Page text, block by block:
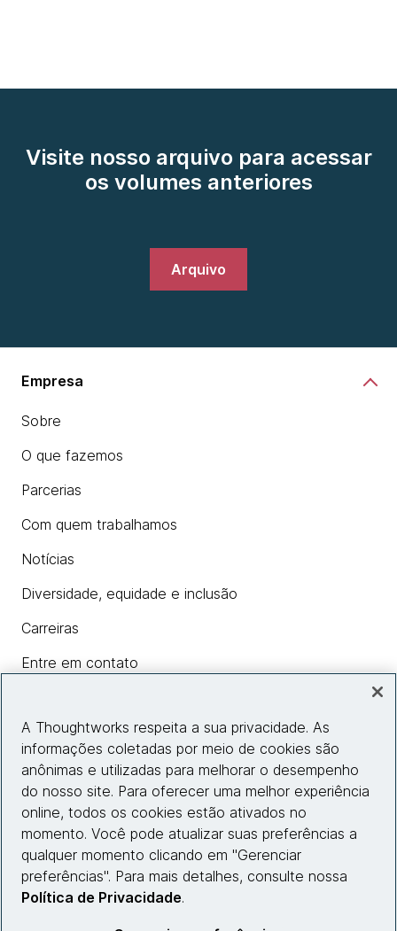
Visite nosso arquivo para acessar
os volumes anteriores
Arquivo
Empresa
Sobre
O que fazemos
Parcerias
Com quem trabalhamos
Notícias
Diversidade, equidade e inclusão
Carreiras
Entre em contato
Insights
Informações do site
Entre em contato
A Thoughtworks respeita a sua privacidade. As
informações coletadas por meio de cookies são
anônimas e utilizadas para melhorar o desempenho
do nosso site. Para oferecer uma melhor experiência
online, todos os cookies estão ativados no
momento. Você pode atualizar suas preferências a
qualquer momento clicando em "Gerenciar
preferências". Para mais detalhes, consulte nossa
Política de Privacidade.